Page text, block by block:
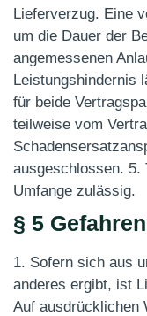
Lieferverzug. Eine
um die Dauer der
angemessenen
Leistungshindernis
für beide
teilweise vom
ausgeschlossen. 5.
Umfange zulässig.
§ 5
1. Sofern sich aus
anderes ergibt, ist
Auf ausdrücklichen